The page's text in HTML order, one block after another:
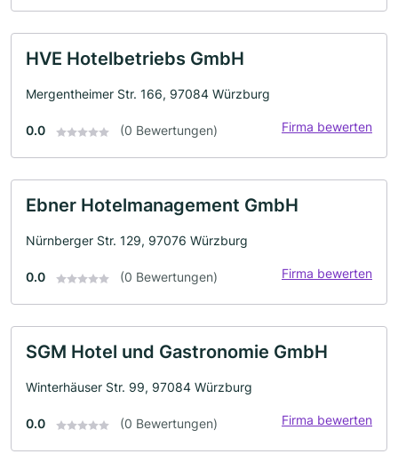
HVE Hotelbetriebs GmbH
Mergentheimer Str. 166, 97084 Würzburg
0.0 (0 Bewertungen) Firma bewerten
Ebner Hotelmanagement GmbH
Nürnberger Str. 129, 97076 Würzburg
0.0 (0 Bewertungen) Firma bewerten
SGM Hotel und Gastronomie GmbH
Winterhäuser Str. 99, 97084 Würzburg
0.0 (0 Bewertungen) Firma bewerten